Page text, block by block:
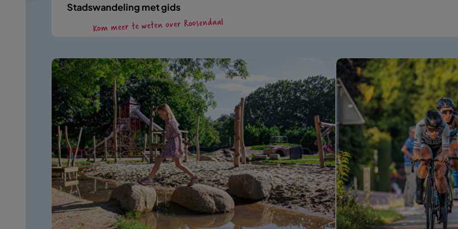
Stadswandeling met gids
Kom meer te weten over Roosendaal